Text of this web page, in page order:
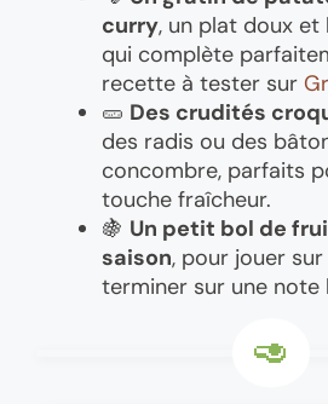
curry, un plat doux
qui complète
recette à tester sur
🥒 Des crudités
des radis ou des
concombre, parfaits
touche fraîcheur.
🍇 Un petit bol de
saison, pour jouer
terminer sur une note